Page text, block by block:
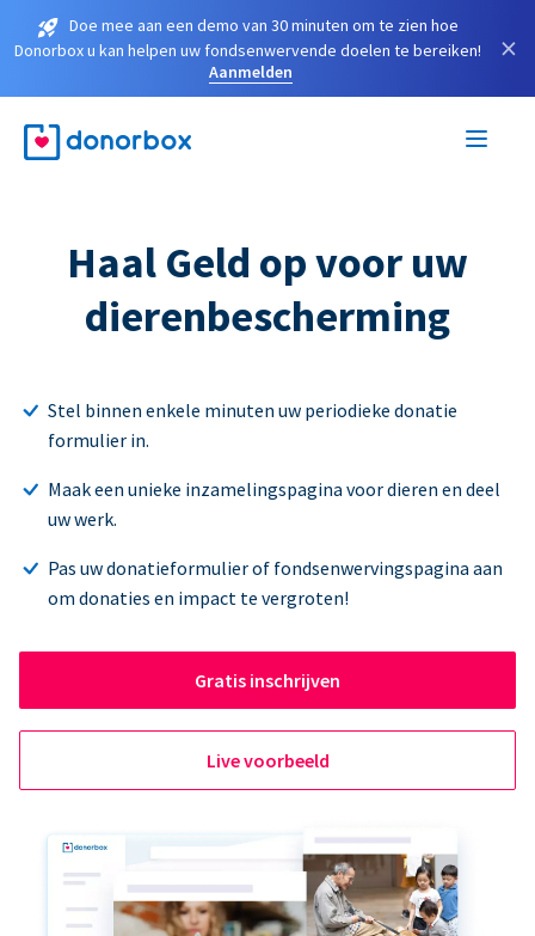
Doe mee aan een demo van 30 minuten om te zien hoe
Donorbox u kan helpen uw fondsenwervende doelen te bereiken!
Aanmelden
×
Haal Geld op voor uw
dierenbescherming
Stel binnen enkele minuten uw periodieke donatie
formulier in.
Maak een unieke inzamelingspagina voor dieren en deel
uw werk.
Pas uw donatieformulier of fondsenwervingspagina aan
om donaties en impact te vergroten!
Gratis inschrijven
Live voorbeeld